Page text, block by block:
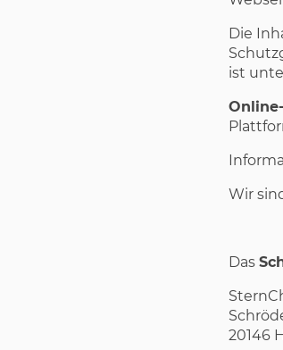
Die
ist
Wir
Das
20146